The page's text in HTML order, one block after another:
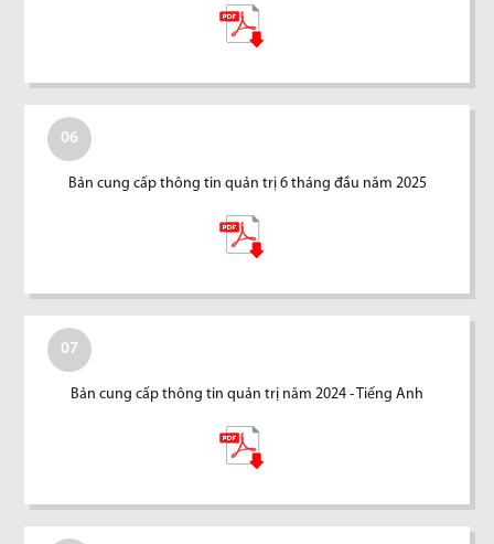
06
Bản cung cấp thông tin quản trị 6 tháng đầu năm 2025
07
Bản cung cấp thông tin quản trị năm 2024 - Tiếng Anh